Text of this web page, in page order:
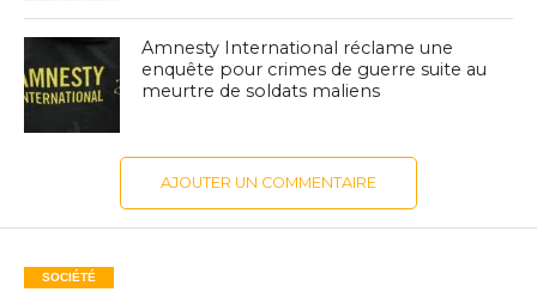
Amnesty International réclame une
enquête pour crimes de guerre suite au
meurtre de soldats maliens
AJOUTER UN COMMENTAIRE
SOCIÉTÉ